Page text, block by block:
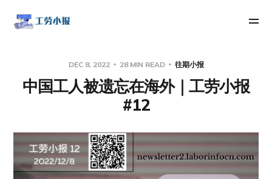
DEC 8, 2022 28 MIN READ 往期小报
中国工人被遗忘在海外｜工劳小报
#12